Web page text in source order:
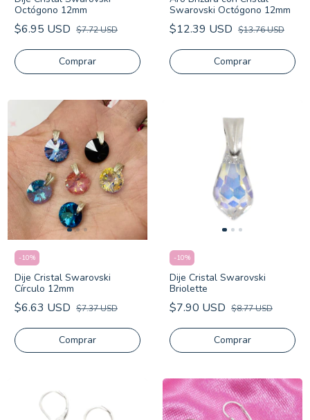
Octógono 12mm
$6.95 USD $7.72 USD
Swarovski Octógono 12mm
$12.39 USD $13.76 USD
-10%
Dije Cristal Swarovski
Círculo 12mm
$6.63 USD $7.37 USD
-10%
Dije Cristal Swarovski
Briolette
$7.90 USD $8.77 USD